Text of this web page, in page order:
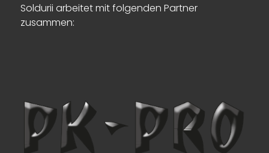
Soldurii arbeitet mit folgenden Partner
zusammen: